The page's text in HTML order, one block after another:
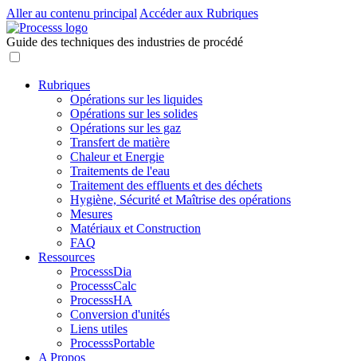
Aller au contenu principal Accéder aux Rubriques
Guide des techniques des industries de procédé
Rubriques
Opérations sur les liquides
Opérations sur les solides
Opérations sur les gaz
Transfert de matière
Chaleur et Energie
Traitements de l'eau
Traitement des effluents et des déchets
Hygiène, Sécurité et Maîtrise des opérations
Mesures
Matériaux et Construction
FAQ
Ressources
ProcesssDia
ProcesssCalc
ProcesssHA
Conversion d'unités
Liens utiles
ProcesssPortable
A Propos